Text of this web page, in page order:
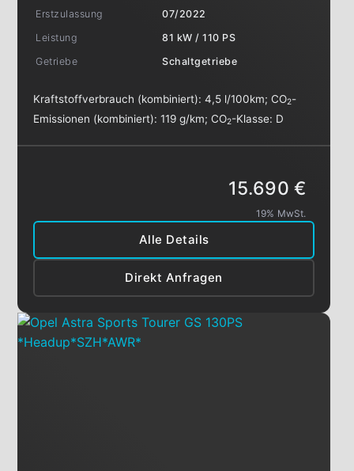
Erstzulassung
07/2022
Leistung
81 kW / 110 PS
Getriebe
Schaltgetriebe
Kraftstoffverbrauch (kombiniert):4,5 l/100km;CO2-
Emissionen (kombiniert):119 g/km;CO2-Klasse: D
Alle Details
Direkt Anfragen
15.690 €
19% MwSt.